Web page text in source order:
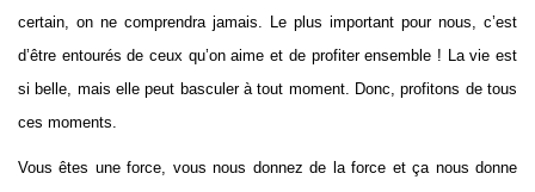
certain, on ne comprendra jamais. Le plus important pour nous, c’est
d’être entourés de ceux qu’on aime et de profiter ensemble ! La vie est
si belle, mais elle peut basculer à tout moment. Donc, profitons de tous
ces moments.
Vous êtes une force, vous nous donnez de la force et ça nous donne